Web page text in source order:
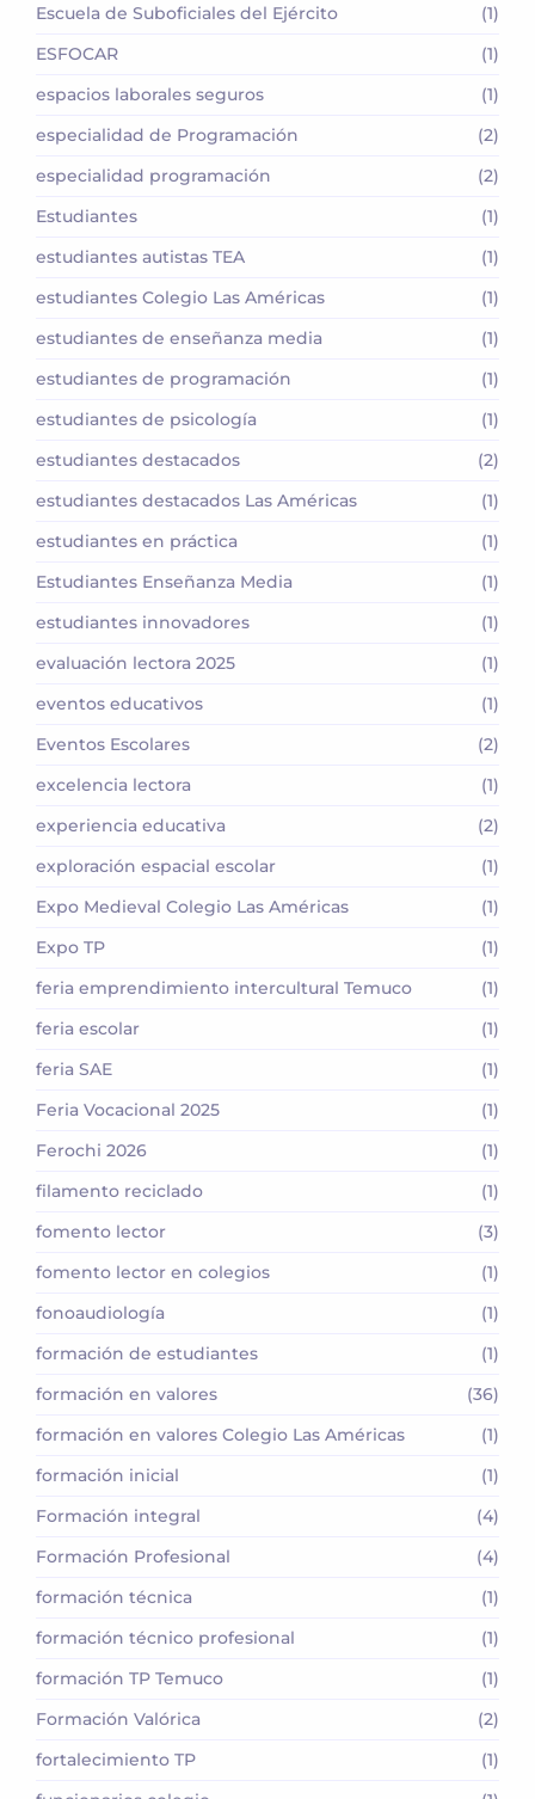
Escuela de Suboficiales del Ejército
(1)
ESFOCAR
(1)
espacios laborales seguros
(1)
especialidad de Programación
(2)
especialidad programación
(2)
Estudiantes
(1)
estudiantes autistas TEA
(1)
estudiantes Colegio Las Américas
(1)
estudiantes de enseñanza media
(1)
estudiantes de programación
(1)
estudiantes de psicología
(1)
estudiantes destacados
(2)
estudiantes destacados Las Américas
(1)
estudiantes en práctica
(1)
Estudiantes Enseñanza Media
(1)
estudiantes innovadores
(1)
evaluación lectora 2025
(1)
eventos educativos
(1)
Eventos Escolares
(2)
excelencia lectora
(1)
experiencia educativa
(2)
exploración espacial escolar
(1)
Expo Medieval Colegio Las Américas
(1)
Expo TP
(1)
feria emprendimiento intercultural Temuco
(1)
feria escolar
(1)
feria SAE
(1)
Feria Vocacional 2025
(1)
Ferochi 2026
(1)
filamento reciclado
(1)
fomento lector
(3)
fomento lector en colegios
(1)
fonoaudiología
(1)
formación de estudiantes
(1)
formación en valores
(36)
formación en valores Colegio Las Américas
(1)
formación inicial
(1)
Formación integral
(4)
Formación Profesional
(4)
formación técnica
(1)
formación técnico profesional
(1)
formación TP Temuco
(1)
Formación Valórica
(2)
fortalecimiento TP
(1)